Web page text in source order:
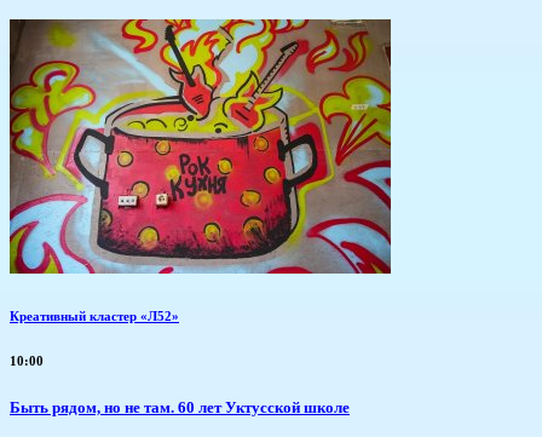
Креативный кластер «Л52»
10:00
Быть рядом, но не там. 60 лет Уктусской школе